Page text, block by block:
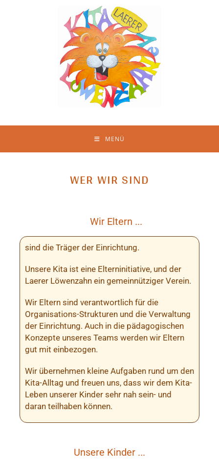
MENÜ
WER WIR SIND
Wir Eltern ...
sind die Träger der Einrichtung.
Unsere Kita ist eine Elterninitiative, und der
Laerer Löwenzahn ein gemeinnütziger Verein.
Wir Eltern sind verantwortlich für die
Organisations-Strukturen und die Verwaltung
der Einrichtung. Auch in die pädagogischen
Konzepte unseres Teams werden wir Eltern
gut mit einbezogen.
Wir übernehmen kleine Aufgaben rund um den
Kita-Alltag und freuen uns, dass wir dem Kita-
Leben unserer Kinder sehr nah sein- und
daran teilhaben können.
Unsere Kinder ...